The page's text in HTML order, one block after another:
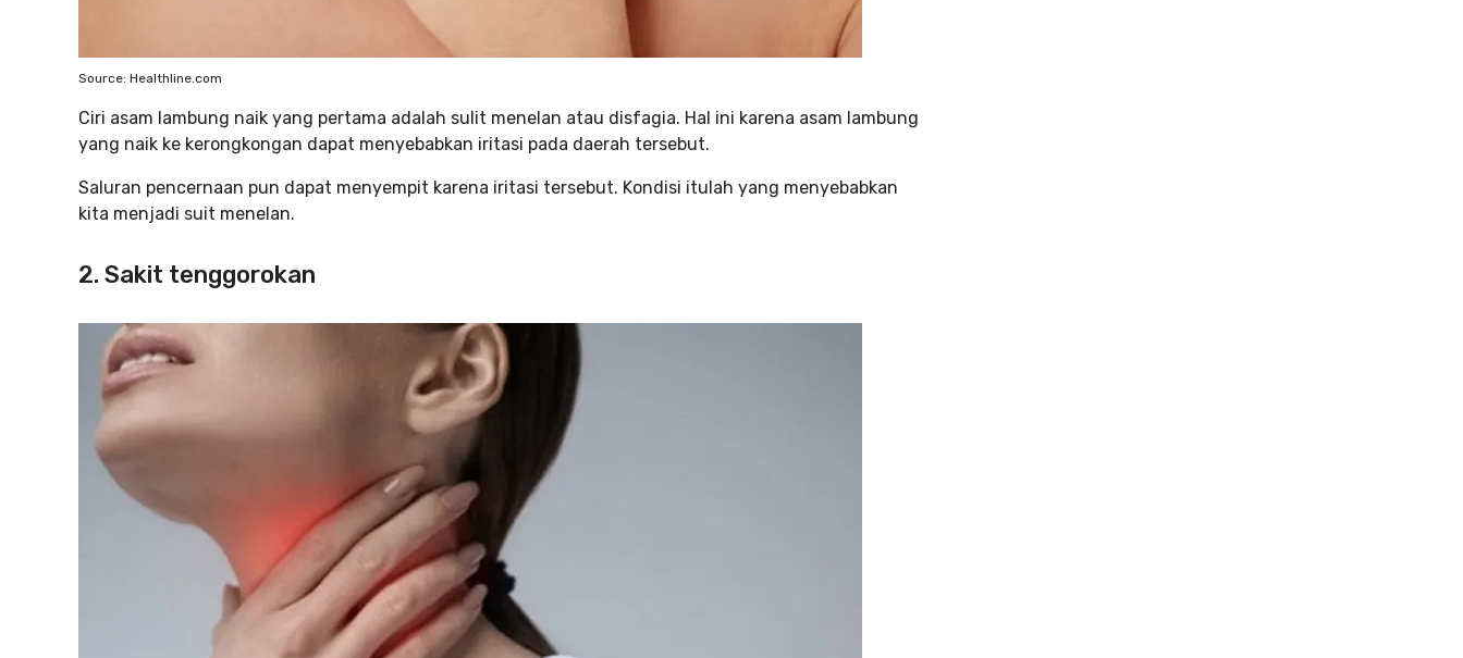
Source: Healthline.com
Ciri asam lambung naik yang pertama adalah sulit menelan atau disfagia. Hal ini karena asam lambung
yang naik ke kerongkongan dapat menyebabkan iritasi pada daerah tersebut.
Saluran pencernaan pun dapat menyempit karena iritasi tersebut. Kondisi itulah yang menyebabkan
kita menjadi suit menelan.
2. Sakit tenggorokan